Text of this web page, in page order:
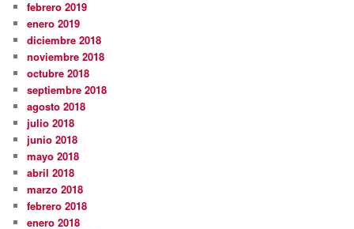
febrero 2019
enero 2019
diciembre 2018
noviembre 2018
octubre 2018
septiembre 2018
agosto 2018
julio 2018
junio 2018
mayo 2018
abril 2018
marzo 2018
febrero 2018
enero 2018